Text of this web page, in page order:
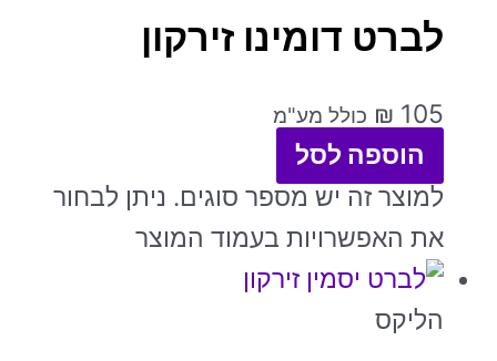
לברט דומינו זירקון
₪ 105 כולל מע"מ
הוספה לסל
למוצר זה יש מספר סוגים. ניתן לבחור
את האפשרויות בעמוד המוצר
הליקס